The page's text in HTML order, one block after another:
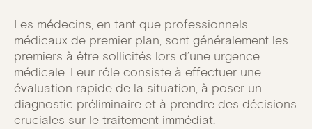
Les médecins, en tant que professionnels
médicaux de premier plan, sont généralement les
premiers à être sollicités lors d’une urgence
médicale. Leur rôle consiste à effectuer une
évaluation rapide de la situation, à poser un
diagnostic préliminaire et à prendre des décisions
cruciales sur le traitement immédiat.